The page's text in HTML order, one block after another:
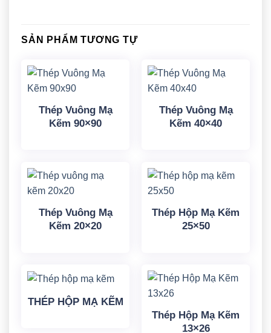
SẢN PHẨM TƯƠNG TỰ
Thép Vuông Mạ
Kẽm 90×90
Thép Vuông Mạ
Kẽm 40×40
Thép Vuông Mạ
Kẽm 20×20
Thép Hộp Mạ Kẽm
25×50
THÉP HỘP MẠ KẼM
Thép Hộp Mạ Kẽm
13×26